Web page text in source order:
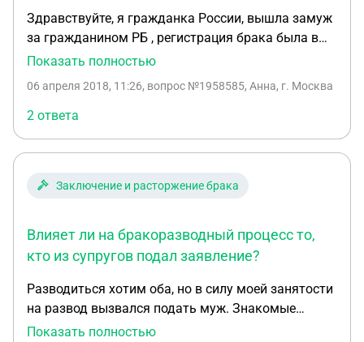
Здравствуйте, я гражданка России, вышла замуж
за гражданином РБ , регистрация брака была в
Белоруссии в 2016 году, спустя несколько
обстоятельств,что жить с этим человк
невозможно, сейчас хочу с ним развестись, всю
инициативу беру на себя,т.к. ему и так все
устраивает, прошу у вас совета и помощи с чего
если нет детей и нажитого имущества.
Показать полностью
06 апреля 2018, 11:26, вопрос №1958585, Анна, г. Москва
2 ответа
Заключение и расторжение брака
Влияет ли на бракоразводный процесс то,
кто из супругов подал заявление?
Разводиться хотим оба, но в силу моей занятости
на развод вызвался подать муж. Знакомые
говорят, что я буду вынуждена из-за этого
Показать полностью